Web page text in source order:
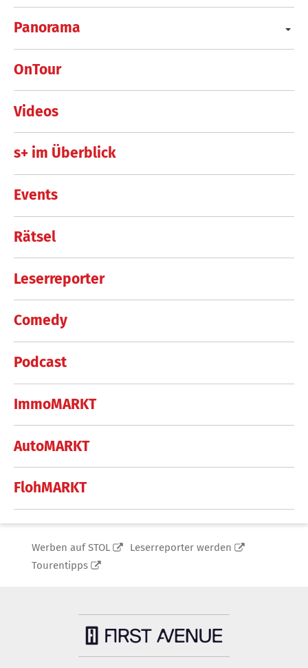
Panorama
OnTour
Videos
s+ im Überblick
Events
Rätsel
Leserreporter
Comedy
Podcast
ImmoMARKT
AutoMARKT
FlohMARKT
Werben auf STOL
Leserreporter werden
Tourentipps